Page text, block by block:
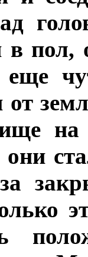
пол,
еще
от